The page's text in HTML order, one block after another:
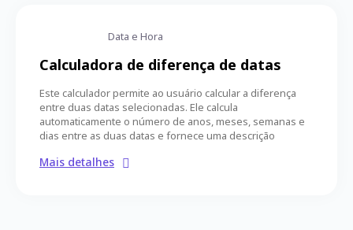
Data e Hora
Calculadora de diferença de datas
Este calculador permite ao usuário calcular a diferença
entre duas datas selecionadas. Ele calcula
automaticamente o número de anos, meses, semanas e
dias entre as duas datas e fornece uma descrição
Mais detalhes